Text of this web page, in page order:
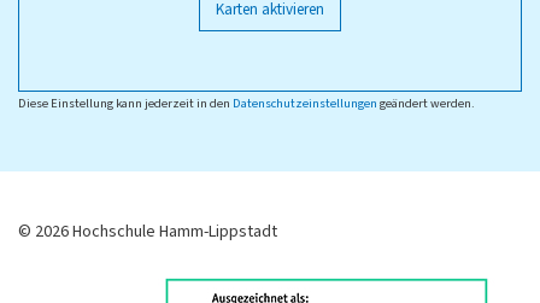
Karten aktivieren
Diese Einstellung kann jederzeit in den Datenschutzeinstellungen geändert werden.
© 2026 Hochschule Hamm-Lippstadt